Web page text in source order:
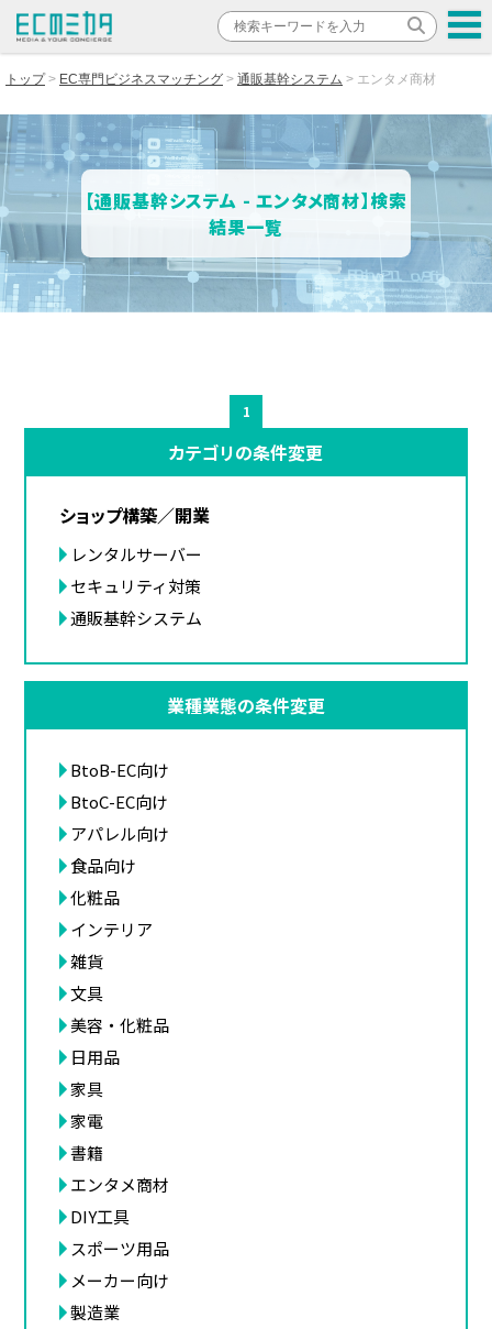
トップ EC専門ビジネスマッチング 通販基幹システム エンタメ商材
【通販基幹システム - エンタメ商材】検索
結果一覧
1
カテゴリの条件変更
ショップ構築／開業
レンタルサーバー
セキュリティ対策
通販基幹システム
業種業態の条件変更
BtoB-EC向け
BtoC-EC向け
アパレル向け
食品向け
化粧品
インテリア
雑貨
文具
美容・化粧品
日用品
家具
家電
書籍
エンタメ商材
DIY工具
スポーツ用品
メーカー向け
製造業